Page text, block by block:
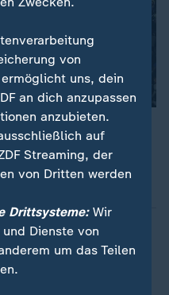
Stadion nachdem festeht,
gewonnen hat.
von
uns, dein
an dich anzupassen
anzubieten.
auf
Streaming, der
von Dritten werden
Drittsysteme:Wir
Dienste von
um das Teilen